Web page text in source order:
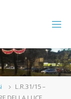
L.R.31/15 –